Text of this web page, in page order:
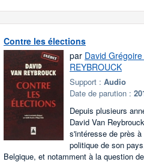
Contre les élections
par David Grégoire
REYBROUCK
Support : Audio
Date de parution :
Depuis plusieurs
David Van Reybrouck
s'intéresse de près
politique de son
Belgique, et notamment à la question